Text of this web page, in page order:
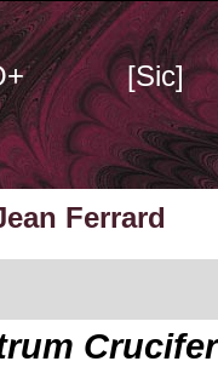
[Sic]
Ferrard